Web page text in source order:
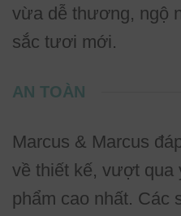
vừa dễ thương, ngộ
sắc tươi mới.
AN TOÀN
Marcus & Marcus
về thiết kế, vượt qua
phẩm cao nhất. Các